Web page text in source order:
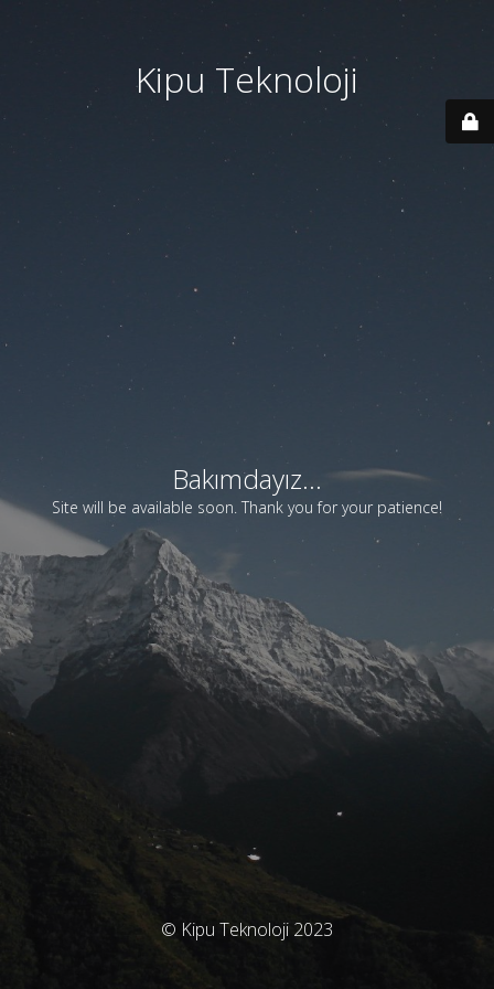
Kipu Teknoloji
Bakımdayız...
Site will be available soon. Thank you for your patience!
© Kipu Teknoloji 2023